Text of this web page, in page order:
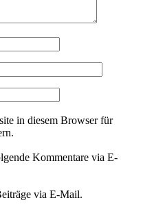
in diesem Browser für
Kommentare via E-
via E-Mail.